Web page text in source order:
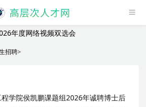
招聘>
学院侯凯鹏课题组2026年诚聘博士后